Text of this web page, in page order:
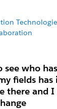
who
fields
there and